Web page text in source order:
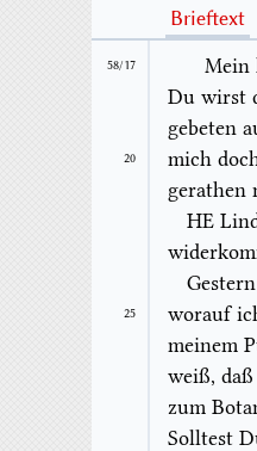
Brieftext
58/17
Mein
Du wirst
gebeten
20
mich
gerathen
HE
25 worauf
meinem
weiß,
zum
Solltest